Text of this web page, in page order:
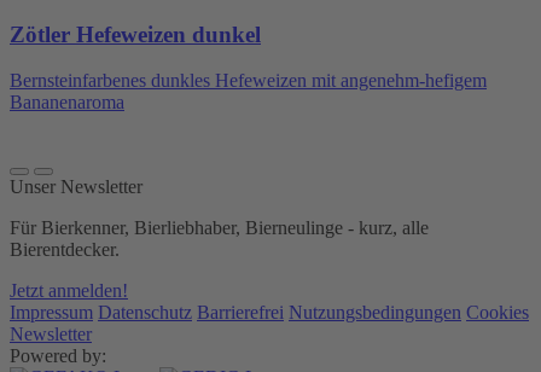
Zötler Hefeweizen dunkel
Bernsteinfarbenes dunkles Hefeweizen mit angenehm-hefigem
Bananenaroma
Unser Newsletter
Für Bierkenner, Bierliebhaber, Bierneulinge - kurz, alle
Bierentdecker.
Jetzt anmelden!
Impressum Datenschutz Barrierefrei Nutzungsbedingungen Cookies
Newsletter
Powered by: